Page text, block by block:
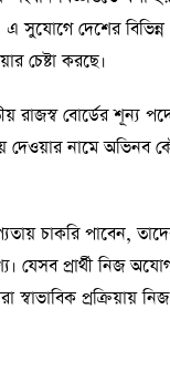
সুযোগে দেশের
চেষ্টা করছে।
রাজস্ব বোর্ডের শূন্য
নামে অভিনব
চাকরি পাবেন,
যেসব প্রার্থী নিজ
স্বাভাবিক প্রক্রিয়ায়